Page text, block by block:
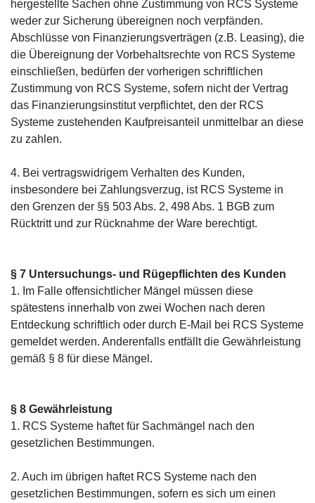
hergestellte Sachen ohne Zustimmung von RCS Systeme
weder zur Sicherung übereignen noch verpfänden.
Abschlüsse von Finanzierungsverträgen (z.B. Leasing), die
die Übereignung der Vorbehaltsrechte von RCS Systeme
einschließen, bedürfen der vorherigen schriftlichen
Zustimmung von RCS Systeme, sofern nicht der Vertrag
das Finanzierungsinstitut verpflichtet, den der RCS
Systeme zustehenden Kaufpreisanteil unmittelbar an diese
zu zahlen.
4. Bei vertragswidrigem Verhalten des Kunden,
insbesondere bei Zahlungsverzug, ist RCS Systeme in
den Grenzen der §§ 503 Abs. 2, 498 Abs. 1 BGB zum
Rücktritt und zur Rücknahme der Ware berechtigt.
§ 7 Untersuchungs- und Rügepflichten des Kunden
1. Im Falle offensichtlicher Mängel müssen diese
spätestens innerhalb von zwei Wochen nach deren
Entdeckung schriftlich oder durch E-Mail bei RCS Systeme
gemeldet werden. Anderenfalls entfällt die Gewährleistung
gemäß § 8 für diese Mängel.
§ 8 Gewährleistung
1. RCS Systeme haftet für Sachmängel nach den
gesetzlichen Bestimmungen.
2. Auch im übrigen haftet RCS Systeme nach den
gesetzlichen Bestimmungen, sofern es sich um einen